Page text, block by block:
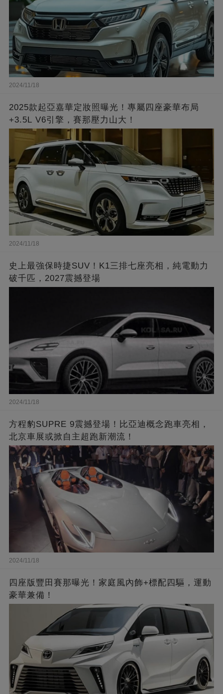
2024/11/18
2025款起亞嘉華定妝照曝光！專屬四座豪華布局
+3.5L V6引擎，賽那壓力山大！
2024/11/18
史上最強保時捷SUV！K1三排七座亮相，純電動力
破千匹，2027震撼登場
2024/11/18
方程豹SUPRE 9震撼登場！比亞迪概念跑車亮相，
北京車展或掀自主超跑新潮流！
2024/11/18
四座版豐田賽那曝光！家庭風內飾+標配四驅，運動
豪華兼備！